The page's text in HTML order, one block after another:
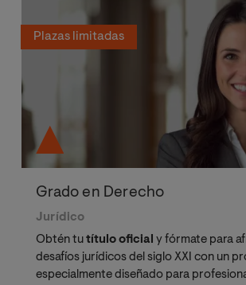
Plazas limitadas
Grado en Derecho
Jurídico
Obtén tutítulo oficial y fórmate para
desafíos jurídicos del siglo XXI con un
especialmente diseñado para